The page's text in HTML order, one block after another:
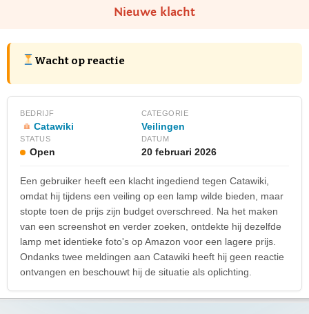
Nieuwe klacht
Wacht op reactie
BEDRIJF
Catawiki
CATEGORIE
Veilingen
STATUS
Open
DATUM
20 februari 2026
Een gebruiker heeft een klacht ingediend tegen Catawiki,
omdat hij tijdens een veiling op een lamp wilde bieden, maar
stopte toen de prijs zijn budget overschreed. Na het maken
van een screenshot en verder zoeken, ontdekte hij dezelfde
lamp met identieke foto's op Amazon voor een lagere prijs.
Ondanks twee meldingen aan Catawiki heeft hij geen reactie
ontvangen en beschouwt hij de situatie als oplichting.